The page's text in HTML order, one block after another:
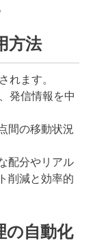
方法
れます。
発信情報を中
間の移動状況
配分やリアル
削減と効率的
の自動化